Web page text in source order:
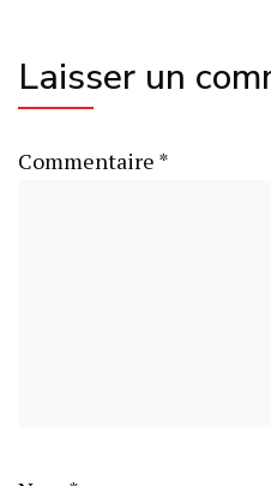
Laisser un
Commentaire *